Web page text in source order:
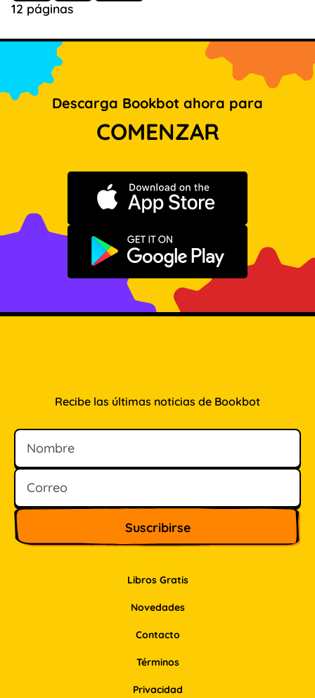
12 páginas
Descarga Bookbot ahora para
COMENZAR
Descargar en App Store
Disponible en Google Play
Libros Gratis
Novedades
Contacto
Recibe las últimas noticias de Bookbot
Nombre
Correo
Términos
Privacidad